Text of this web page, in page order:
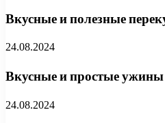
Вкусные и полезные
24.08.2024
Вкусные и простые ужины
24.08.2024